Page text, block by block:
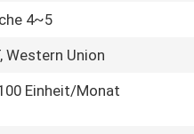
4~5
Western Union
Einheit/Monat